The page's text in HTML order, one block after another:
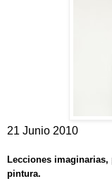
21 Junio 2010
Lecciones imaginarias,
pintura.